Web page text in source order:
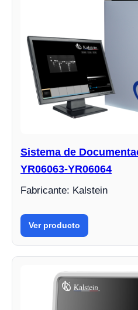
Sistema de
YR06063-YR06064
Fabricante: Kalstein
Ver producto